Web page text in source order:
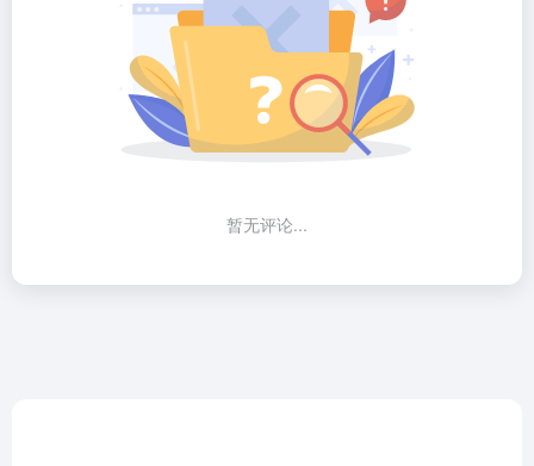
暂无评论...